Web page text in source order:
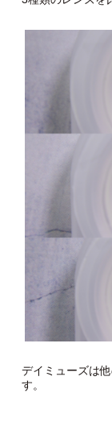
デイミューズは
す。